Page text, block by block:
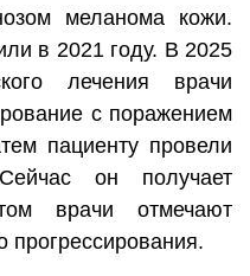
меланома кожи.
в 2021 году. В 2025
лечения врачи
с поражением
пациенту провели
он получает
врачи отмечают
прогрессирования.